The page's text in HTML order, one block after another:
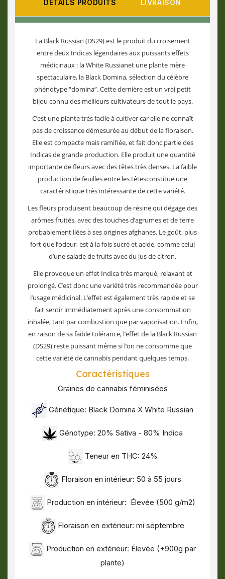
DÉTAILS PRODUITS LIVRAISON
La Black Russian (DS29) est le produit du croisement
entre deux Indicas légendaires aux puissants effets
médicinaux : la White Russianet une plante mère
spectaculaire, la Black Domina, sélection du célèbre
phénotype “domina”. Cette dernière est un vrai petit
bijou connu des meilleurs cultivateurs de tout le pays.
C’est une plante très facile à cultiver car elle ne connaît
pas de croissance démesurée au début de la floraison.
Elle est compacte mais ramifiée, et fait donc partie des
Indicas de grande production. Elle produit une quantité
importante de fleurs avec des têtes très denses. La faible
production de feuilles entre les têtesconstitue une
caractéristique très intéressante de cette variété.
Les fleurs produisent beaucoup de résine qui dégage des
arômes fruités, avec des touches d’agrumes et de terre
probablement liées à ses origines afghanes. Le goût, plus
fort que l’odeur, est à la fois sucré et acide, comme celui
d’une salade de fruits avec du jus de citron.
Elle provoque un effet Indica très marqué, relaxant et
prolongé. C’est donc une variété très recommandée pour
l’usage médicinal. L’effet est également très rapide et se
fait sentir immédiatement après une consommation
inhalée, tant par combustion que par vaporisation. Enfin,
en raison de sa faible tolérance, l’effet de la Black Russian
(DS29) reste puissant même si l’on ne consomme que
cette variété de cannabis pendant quelques temps.
Caractéristiques
Graines de cannabis féminisées
Génétique: Black Domina X White Russian
Génotype: 20% Sativa - 80% Indica
Teneur en THC: 24%
Floraison en intérieur: 50 à 55 jours
Production en intérieur: Élevée (500 g/m2)
Floraison en extérieur: mi septembre
Production en extérieur: Élevée (+900g par
plante)